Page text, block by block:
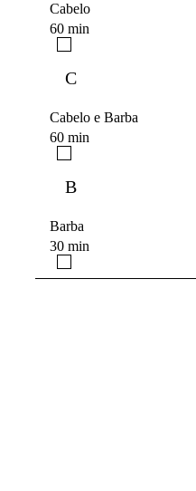
Cabelo
60 min
C
Cabelo e Barba
60 min
B
Barba
30 min